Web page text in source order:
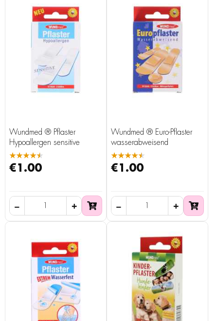
Wundmed ® Pflaster
Hypoallergen sensitive
★★★★★
€1.00
Wundmed ® Euro-Pflaster
wasserabweisend
★★★★★
€1.00